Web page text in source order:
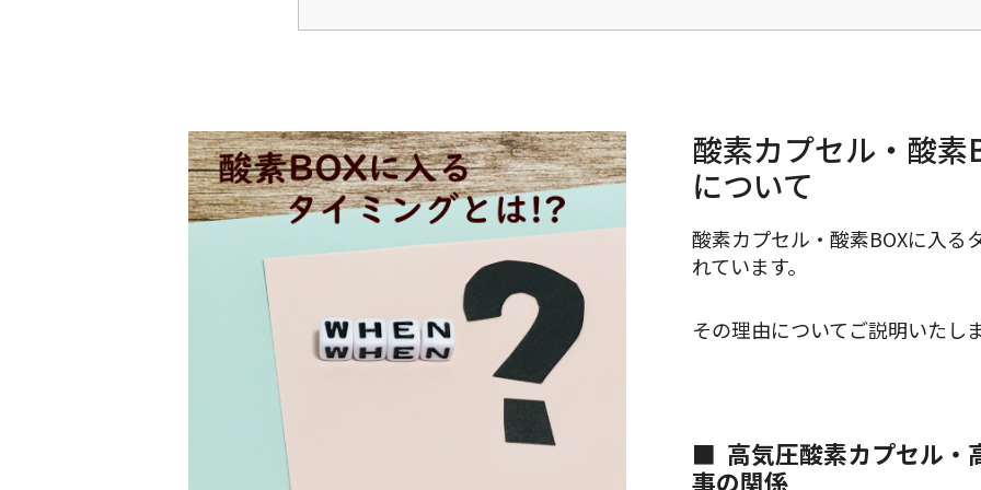
酸素カプセル・酸
について
酸素カプセル・酸素BOXに入る
れています。
その理由についてご説明いたし
高気圧酸素カプセル・
事の関係